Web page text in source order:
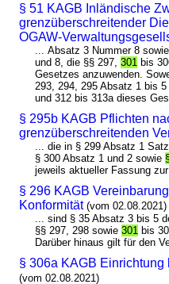
§ 51 KAGB Inländische
grenzüberschreitender
OGAW-
... Absatz 3 Nummer 8
und 8, die §§ 297,301 bis
Gesetzes anzuwenden.
293, 294, 295 Absatz 1 bis
und 312 bis 313a dieses
§ 295b KAGB Pflichten
grenzüberschreitenden
... die in § 299 Absatz 1
§ 300 Absatz 1 und 2 sowie
jeweils aktueller Fassung
§ 296 KAGB
Konformität (vom 02.08.2021)
... sind § 35 Absatz 3 bis 5
§§ 297, 298 sowie301 bis
Darüber hinaus gilt für den
§ 306a KAGB
(vom 02.08.2021)